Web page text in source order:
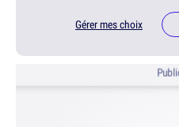
Gérer mes choix